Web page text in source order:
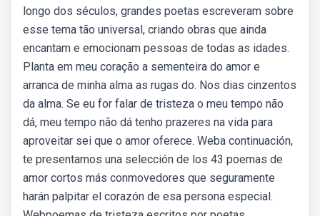
longo dos séculos, grandes poetas escreveram sobre
esse tema tão universal, criando obras que ainda
encantam e emocionam pessoas de todas as idades.
Planta em meu coração a sementeira do amor e
arranca de minha alma as rugas do. Nos dias cinzentos
da alma. Se eu for falar de tristeza o meu tempo não
dá, meu tempo não dá tenho prazeres na vida para
aproveitar sei que o amor oferece. Weba continuación,
te presentamos una selección de los 43 poemas de
amor cortos más conmovedores que seguramente
harán palpitar el corazón de esa persona especial.